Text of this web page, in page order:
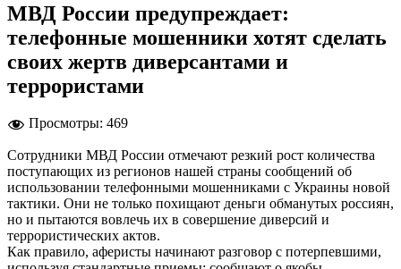
МВД России предупреждает:
телефонные мошенники хотят сделать
своих жертв диверсантами и
террористами
Просмотры: 469
Сотрудники МВД России отмечают резкий рост количества
поступающих из регионов нашей страны сообщений об
использовании телефонными мошенниками с Украины новой
тактики. Они не только похищают деньги обманутых россиян,
но и пытаются вовлечь их в совершение диверсий и
террористических актов.
Как правило, аферисты начинают разговор с потерпевшими,